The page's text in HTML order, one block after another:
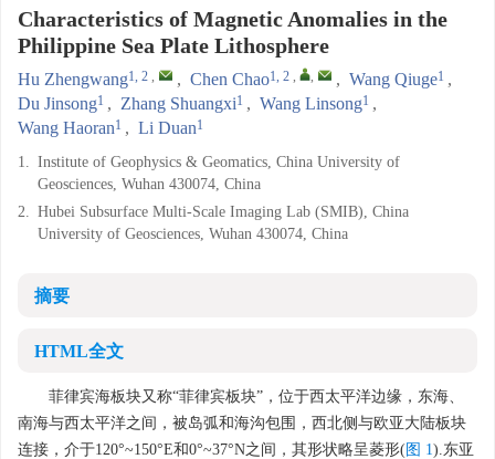
Characteristics of Magnetic Anomalies in the
Philippine Sea Plate Lithosphere
Hu Zhengwang1, 2 , , Chen Chao1, 2 , , , Wang Qiuge1 ,
Du Jinsong1 , Zhang Shuangxi1 , Wang Linsong1 ,
Wang Haoran1 , Li Duan1
1. Institute of Geophysics & Geomatics, China University of
Geosciences, Wuhan 430074, China
2. Hubei Subsurface Multi-Scale Imaging Lab (SMIB), China
University of Geosciences, Wuhan 430074, China
摘要
HTML全文
菲律宾海板块又称“菲律宾板块”，位于西太平洋边缘，东海、
南海与西太平洋之间，被岛弧和海沟包围，西北侧与欧亚大陆板块
连接，介于120°~150°E和0°~37°N之间，其形状略呈菱形(图 1).东亚